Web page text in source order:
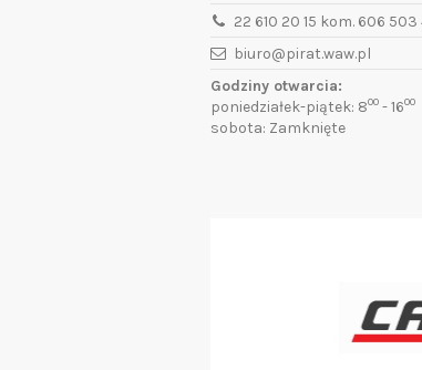
22 610 20 15 kom. 606 503
biuro@pirat.waw.pl
Godziny otwarcia:
poniedziałek-piątek: 800 - 1600
sobota: Zamknięte